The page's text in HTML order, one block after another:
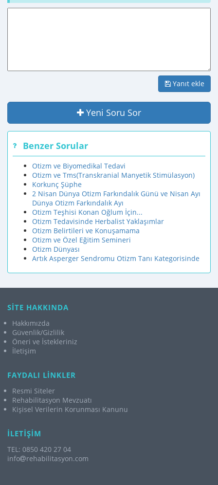
Yanıt ekle
Yeni Soru Sor
Benzer Sorular
Otizm ve Biyomedikal Tedavi
Otizm ve Tms(Transkranial Manyetik Stimülasyon)
Korkunç Şüphe
2 Nisan Dünya Otizm Farkındalık Günü ve Nisan Ayı
Dünya Otizm Farkındalık Ayı
Otizm Teşhisi Konan Oğlum İçin...
Otizm Tedavisinde Herbalist Yaklaşımlar
Otizm Belirtileri ve Konuşamama
Otizm ve Özel Eğitim Semineri
Otizm Dünyası
Artık Asperger Sendromu Otizm Tanı Kategorisinde
SİTE HAKKINDA
Hakkımızda
Güvenlik/Gizlilik
Öneri ve İstekleriniz
İletişim
FAYDALI LİNKLER
Resmi Siteler
Rehabilitasyon Mevzuatı
Kişisel Verilerin Korunması Kanunu
İLETİŞİM
TEL: 0850 420 27 04
info
rehabilitasyon.com